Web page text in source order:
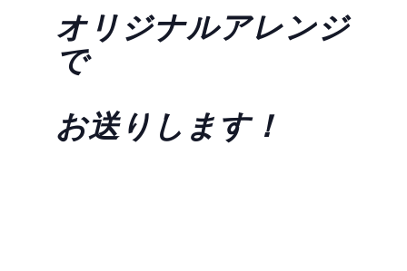
オリジナルアレンジ
で
お送りします！